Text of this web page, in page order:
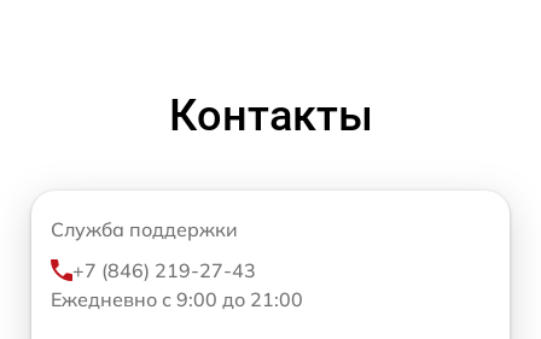
Контакты
Служба поддержки
+7 (846) 219-27-43
Ежедневно с 9:00 до 21:00